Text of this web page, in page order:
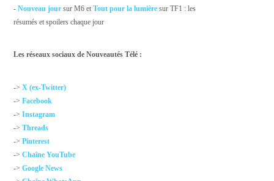
-Nouveau jour sur M6 etTout pour la lumière sur TF1 : les
résumés et spoilers chaque jour
Les réseaux sociaux de Nouveautés Télé :
->X (ex-Twitter)
->Facebook
->Instagram
->Threads
->Pinterest
->Chaîne YouTube
->Google News